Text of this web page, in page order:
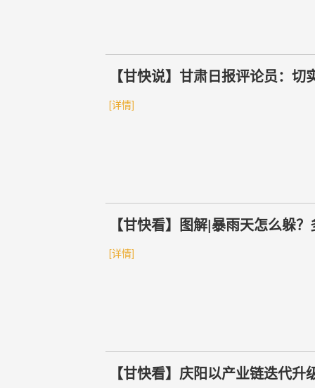
【甘快说】甘肃日报评论员：
[详情]
【甘快看】图解|暴雨天怎么躲
[详情]
【甘快看】庆阳以产业链迭代